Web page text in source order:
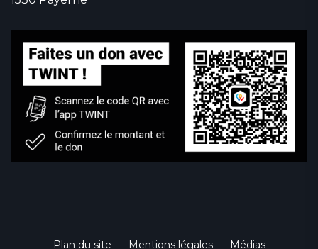
Plan du site Mentions légales Médias